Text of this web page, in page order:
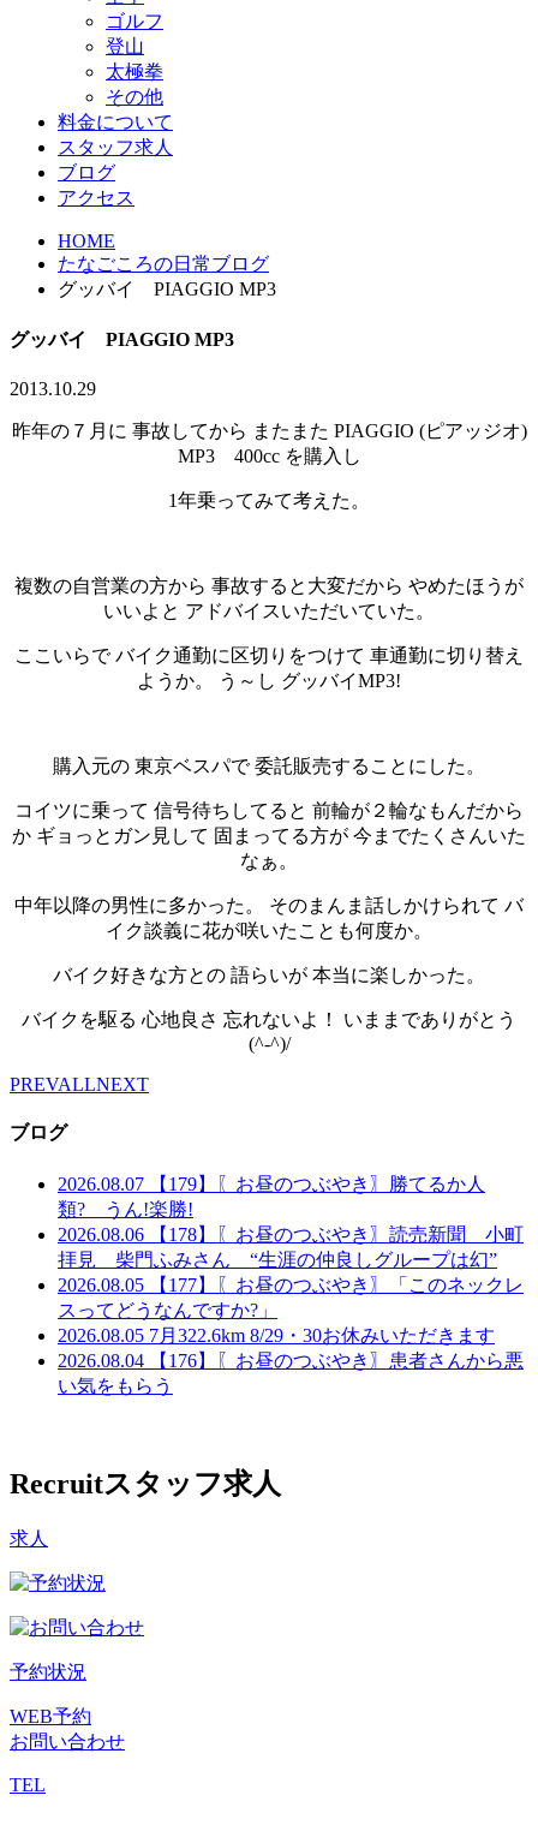
ゴルフ
登山
太極拳
その他
料金について
スタッフ求人
ブログ
アクセス
HOME
たなごころの日常ブログ
グッバイ PIAGGIO MP3
グッバイ PIAGGIO MP3
2013.10.29
昨年の７月に 事故してから またまた PIAGGIO (ピアッジオ)
MP3 400cc を購入し
1年乗ってみて考えた。
複数の自営業の方から 事故すると大変だから やめたほうが
いいよと アドバイスいただいていた。
ここいらで バイク通勤に区切りをつけて 車通勤に切り替え
ようか。 う～し グッバイMP3!
購入元の 東京ベスパで 委託販売することにした。
コイツに乗って 信号待ちしてると 前輪が２輪なもんだから
か ギョっとガン見して 固まってる方が 今までたくさんいた
なぁ。
中年以降の男性に多かった。 そのまんま話しかけられて バ
イク談義に花が咲いたことも何度か。
バイク好きな方との 語らいが 本当に楽しかった。
バイクを駆る 心地良さ 忘れないよ！ いままでありがとう
(^-^)/
PREVALLNEXT
ブログ
2026.08.07
【179】〖お昼のつぶやき〗勝てるか人
類? うん!楽勝!
2026.08.06
【178】〖お昼のつぶやき〗読売新聞 小町
拝見 柴門ふみさん “生涯の仲良しグループは幻”
2026.08.05
【177】〖お昼のつぶやき〗「このネックレ
スってどうなんですか?」
2026.08.05 7月322.6km 8/29・30お休みいただきます
2026.08.04
【176】〖お昼のつぶやき〗患者さんから悪
い気をもらう
Recruitスタッフ求人
求人
予約状況
WEB予約
お問い合わせ
TEL